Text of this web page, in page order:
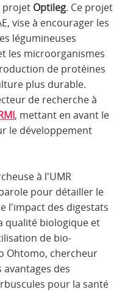
projet Optileg. Ce projet
vise à encourager les
légumineuses
les microorganismes
de protéines
plus durable.
de recherche à
, mettant en avant le
le développement
à l'UMR
pour détailler le
l'impact des digestats
qualité biologique et
de bio-
Ohtomo, chercheur
avantages des
pour la santé